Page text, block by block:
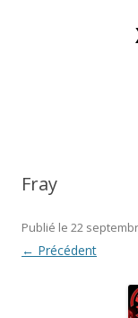
Fray
Publié le 22
← Précédent